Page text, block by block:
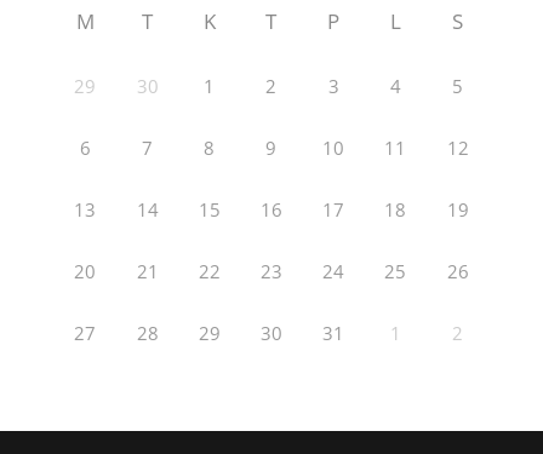
M T K T P L S
29 30 1 2 3 4 5
6 7 8 9 10 11 12
13 14 15 16 17 18 19
20 21 22 23 24 25 26
27 28 29 30 31 1 2